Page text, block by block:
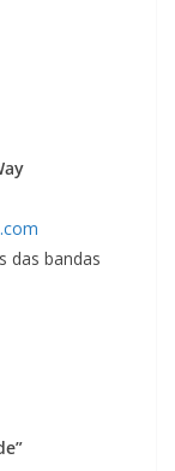
das bandas